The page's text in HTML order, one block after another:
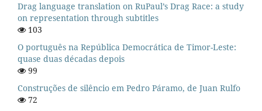
Drag language translation on RuPaul’s Drag Race: a study
on representation through subtitles
103
O português na República Democrática de Timor-Leste:
quase duas décadas depois
99
Construções de silêncio em Pedro Páramo, de Juan Rulfo
72